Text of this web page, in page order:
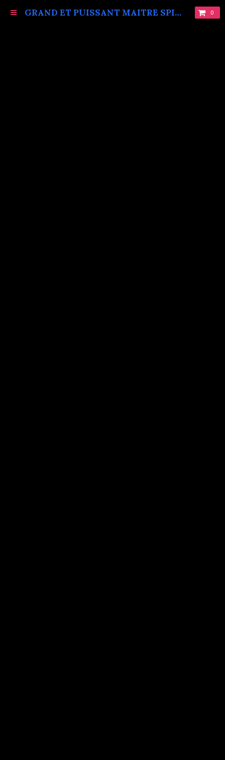
GRAND ET PUISSANT MAITRE SPIRITUEL MARABOUT VAUDOU KOKOUVI.TEL: +229 68619086. 0